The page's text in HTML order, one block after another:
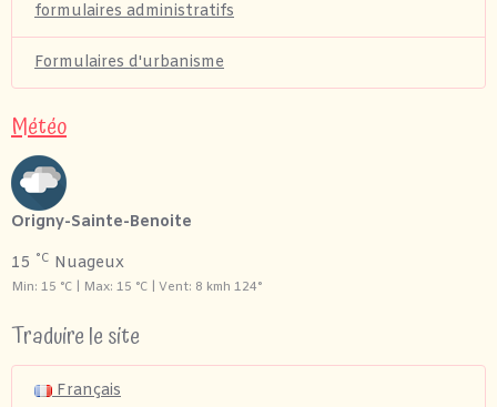
formulaires administratifs
Formulaires d'urbanisme
Météo
Origny-Sainte-Benoite
15 °C Nuageux
Min: 15 °C | Max: 15 °C | Vent: 8 kmh 124°
Traduire le site
Français